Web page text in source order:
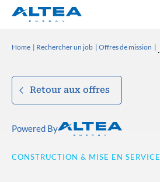
Home Rechercher un job Offres de mission
Retour aux offres
Powered By
CONSTRUCTION & MISE EN SERVICE